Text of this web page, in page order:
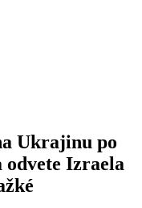
Ukrajinu po
odvete Izraela